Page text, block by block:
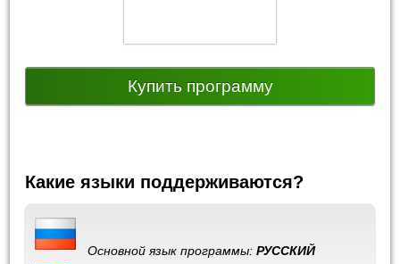
Купить программу
Какие языки поддерживаются?
Основной язык программы:РУССКИЙ